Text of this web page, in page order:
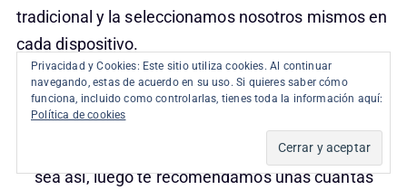
tradicional y la seleccionamos nosotros mismos en
cada dispositivo.
Estos últimos modelos de routers ASUS la
verdad es que funcionan muy bien con sus
, pero en caso de que no
sea así, luego te recomendamos unas cuantas
Privacidad y Cookies: Este sitio utiliza cookies. Al continuar
navegando, estas de acuerdo en su uso. Si quieres saber cómo
funciona, incluido como controlarlas, tienes toda la información aquí:
Política de cookies